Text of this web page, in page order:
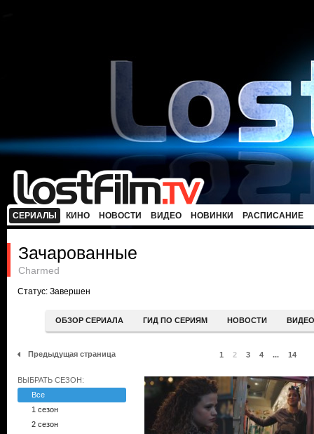
СЕРИАЛЫ КИНО НОВОСТИ ВИДЕО НОВИНКИ РАСПИСАНИЕ
Зачарованные
Charmed
Статус: Завершен
ОБЗОР СЕРИАЛА ГИД ПО СЕРИЯМ НОВОСТИ ВИДЕО
Предыдущая страница 1 2 3 4 ... 14
ВЫБРАТЬ СЕЗОН:
Все
1 сезон
2 сезон